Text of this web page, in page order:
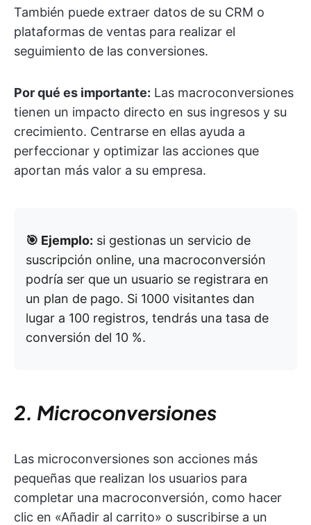
También puede extraer datos de su CRM o
plataformas de ventas para realizar el
seguimiento de las conversiones.
Por qué es importante: Las macroconversiones
tienen un impacto directo en sus ingresos y su
crecimiento. Centrarse en ellas ayuda a
perfeccionar y optimizar las acciones que
aportan más valor a su empresa.
🎯 Ejemplo: si gestionas un servicio de
suscripción online, una macroconversión
podría ser que un usuario se registrara en
un plan de pago. Si 1000 visitantes dan
lugar a 100 registros, tendrás una tasa de
conversión del 10 %.
2. Microconversiones
Las microconversiones son acciones más
pequeñas que realizan los usuarios para
completar una macroconversión, como hacer
clic en «Añadir al carrito» o suscribirse a un